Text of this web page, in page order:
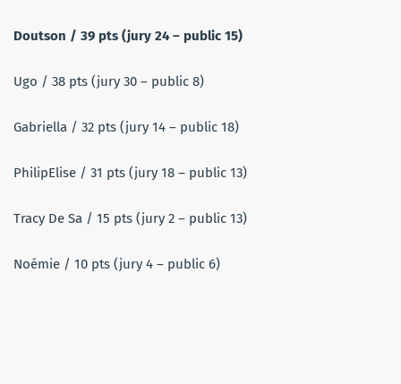
Doutson / 39 pts (jury 24 – public 15)
Ugo / 38 pts (jury 30 – public 8)
Gabriella / 32 pts (jury 14 – public 18)
PhilipElise / 31 pts (jury 18 – public 13)
Tracy De Sa / 15 pts (jury 2 – public 13)
Noémie / 10 pts (jury 4 – public 6)